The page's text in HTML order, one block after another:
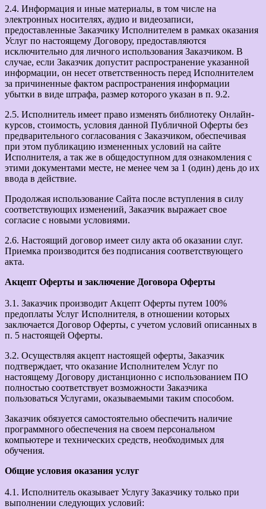
2.4. Информация и иные материалы, в том числе на
электронных носителях, аудио и видеозаписи,
предоставленные Заказчику Исполнителем в рамках оказания
Услуг по настоящему Договору, предоставляются
исключительно для личного использования Заказчиком. В
случае, если Заказчик допустит распространение указанной
информации, он несет ответственность перед Исполнителем
за причиненные фактом распространения информации
убытки в виде штрафа, размер которого указан в п. 9.2.
2.5. Исполнитель имеет право изменять библиотеку Онлайн-
курсов, стоимость, условия данной Публичной Оферты без
предварительного согласования с Заказчиком, обеспечивая
при этом публикацию измененных условий на сайте
Исполнителя, а так же в общедоступном для ознакомления с
этими документами месте, не менее чем за 1 (один) день до их
ввода в действие.
Продолжая использование Сайта после вступления в силу
соответствующих изменений, Заказчик выражает свое
согласие с новыми условиями.
2.6. Настоящий договор имеет силу акта об оказании слуг.
Приемка производится без подписания соответствующего
акта.
Акцепт Оферты и заключение Договора Оферты
3.1. Заказчик производит Акцепт Оферты путем 100%
предоплаты Услуг Исполнителя, в отношении которых
заключается Договор Оферты, с учетом условий описанных в
п. 5 настоящей Оферты.
3.2. Осуществляя акцепт настоящей оферты, Заказчик
подтверждает, что оказание Исполнителем Услуг по
настоящему Договору дистанционно с использованием ПО
полностью соответствует возможности Заказчика
пользоваться Услугами, оказываемыми таким способом.
Заказчик обязуется самостоятельно обеспечить наличие
программного обеспечения на своем персональном
компьютере и технических средств, необходимых для
обучения.
Общие условия оказания услуг
4.1. Исполнитель оказывает Услугу Заказчику только при
выполнении следующих условий: